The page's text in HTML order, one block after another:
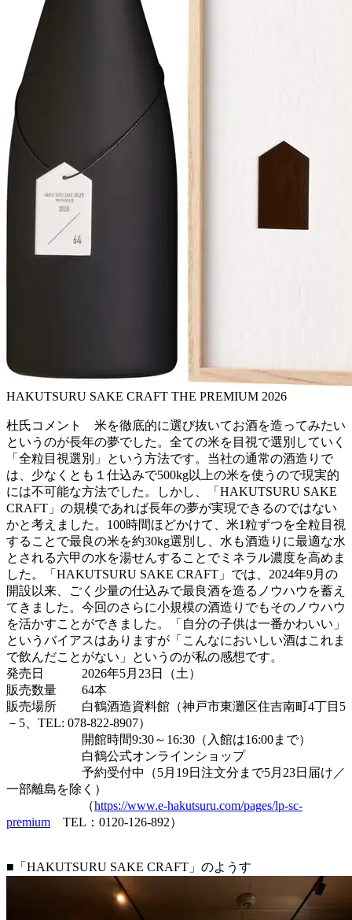
HAKUTSURU SAKE CRAFT THE PREMIUM 2026
杜氏コメント 米を徹底的に選び抜いてお酒を造ってみたい
というのが長年の夢でした。全ての米を目視で選別していく
「全粒目視選別」という方法です。当社の通常の酒造りで
は、少なくとも１仕込みで500kg以上の米を使うので現実的
には不可能な方法でした。しかし、「HAKUTSURU SAKE
CRAFT」の規模であれば長年の夢が実現できるのではない
かと考えました。100時間ほどかけて、米1粒ずつを全粒目視
することで最良の米を約30kg選別し、水も酒造りに最適な水
とされる六甲の水を湯せんすることでミネラル濃度を高めま
した。「HAKUTSURU SAKE CRAFT」では、2024年9月の
開設以来、ごく少量の仕込みで最良酒を造るノウハウを蓄え
てきました。今回のさらに小規模の酒造りでもそのノウハウ
を活かすことができました。「自分の子供は一番かわいい」
というバイアスはありますが「こんなにおいしい酒はこれま
で飲んだことがない」というのが私の感想です。
発売日 2026年5月23日（土）
販売数量 64本
販売場所 白鶴酒造資料館（神戸市東灘区住吉南町4丁目5
－5、TEL: 078-822-8907）
開館時間9:30～16:30（入館は16:00まで）
白鶴公式オンラインショップ
予約受付中（5月19日注文分まで5月23日届け／
一部離島を除く）
（https://www.e-hakutsuru.com/pages/lp-sc-
premium TEL：0120-126-892）
■「HAKUTSURU SAKE CRAFT」のようす